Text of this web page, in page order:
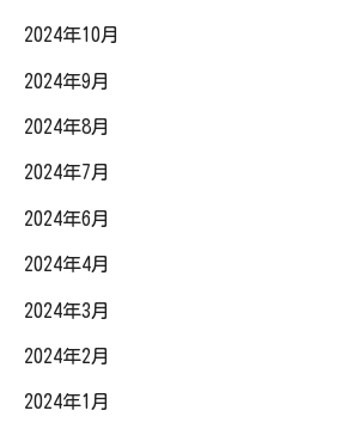
2024年10月
2024年9月
2024年8月
2024年7月
2024年6月
2024年4月
2024年3月
2024年2月
2024年1月